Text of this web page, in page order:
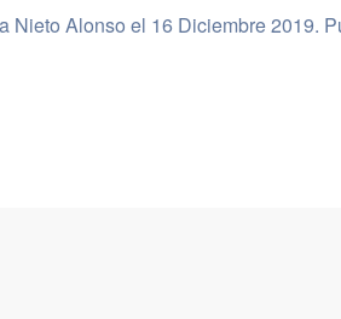
Nieto Alonso el 16 Diciembre 2019.